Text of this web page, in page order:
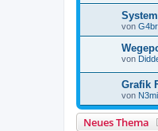
von
von
Grafik
von
Neues Thema